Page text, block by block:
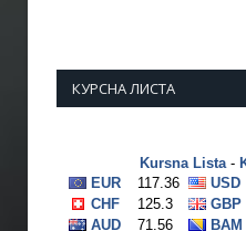
КУРСНА ЛИСТА